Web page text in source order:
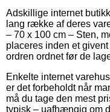
Adskillige internet
lang række af deres
– 70 x 100 cm – Sten,
placeres inden et
ordren ordnet før de
Enkelte internet
er det forbeholdt når
må du tage den mest
typisk – uafhængig om